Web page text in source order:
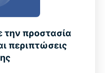
την προστασία
περιπτώσεις